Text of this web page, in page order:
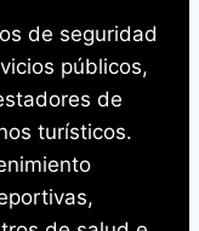
de seguridad
públicos,
de
turísticos.